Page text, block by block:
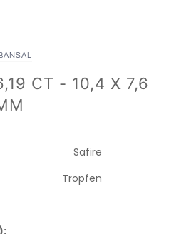
CT - 10,4 X 7,6
Safire
Tropfen